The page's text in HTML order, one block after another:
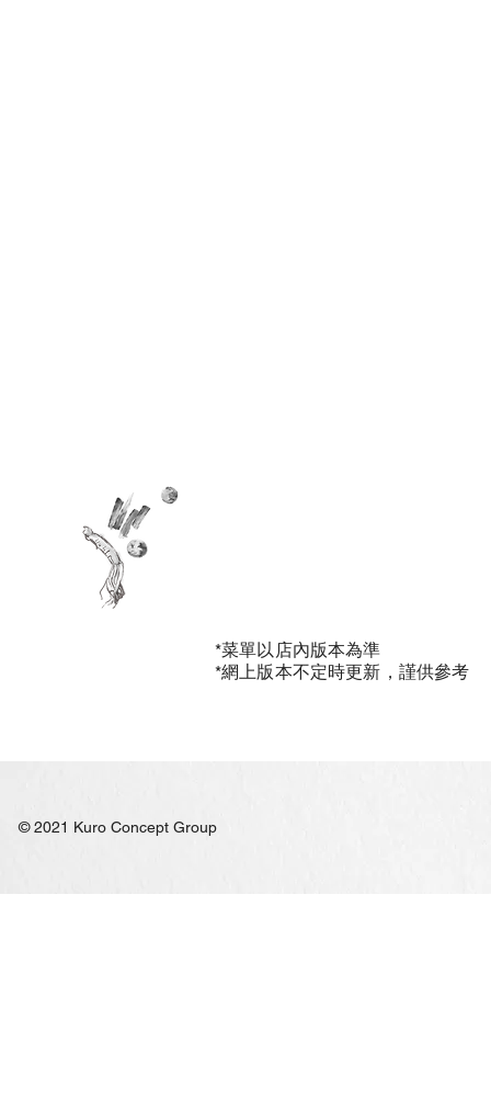
*菜單以店內版本為準
*網上版本不定時更新，謹供參考
© 2021 Kuro Concept Group